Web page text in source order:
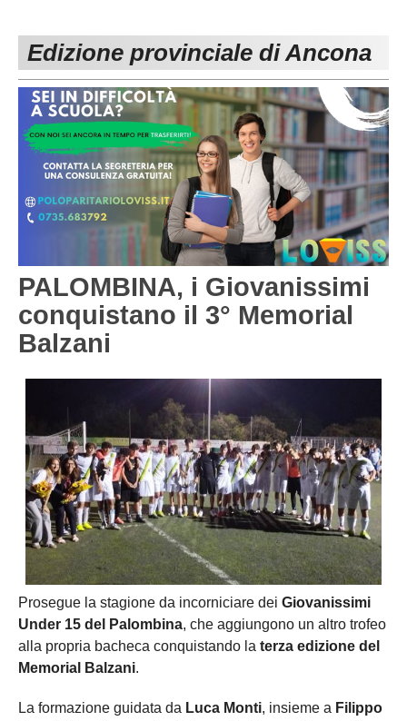
Carica la tua Rosa
1^ CATEGORIA
2^ CATEGORIA
3^ CATEGORIA
GIOVANILI
Edizione provinciale di Ancona
PALOMBINA, i Giovanissimi
conquistano il 3° Memorial
Balzani
Prosegue la stagione da incorniciare dei Giovanissimi
Under 15 del Palombina, che aggiungono un altro trofeo
alla propria bacheca conquistando la terza edizione del
Memorial Balzani.
La formazione guidata da Luca Monti, insieme a Filippo